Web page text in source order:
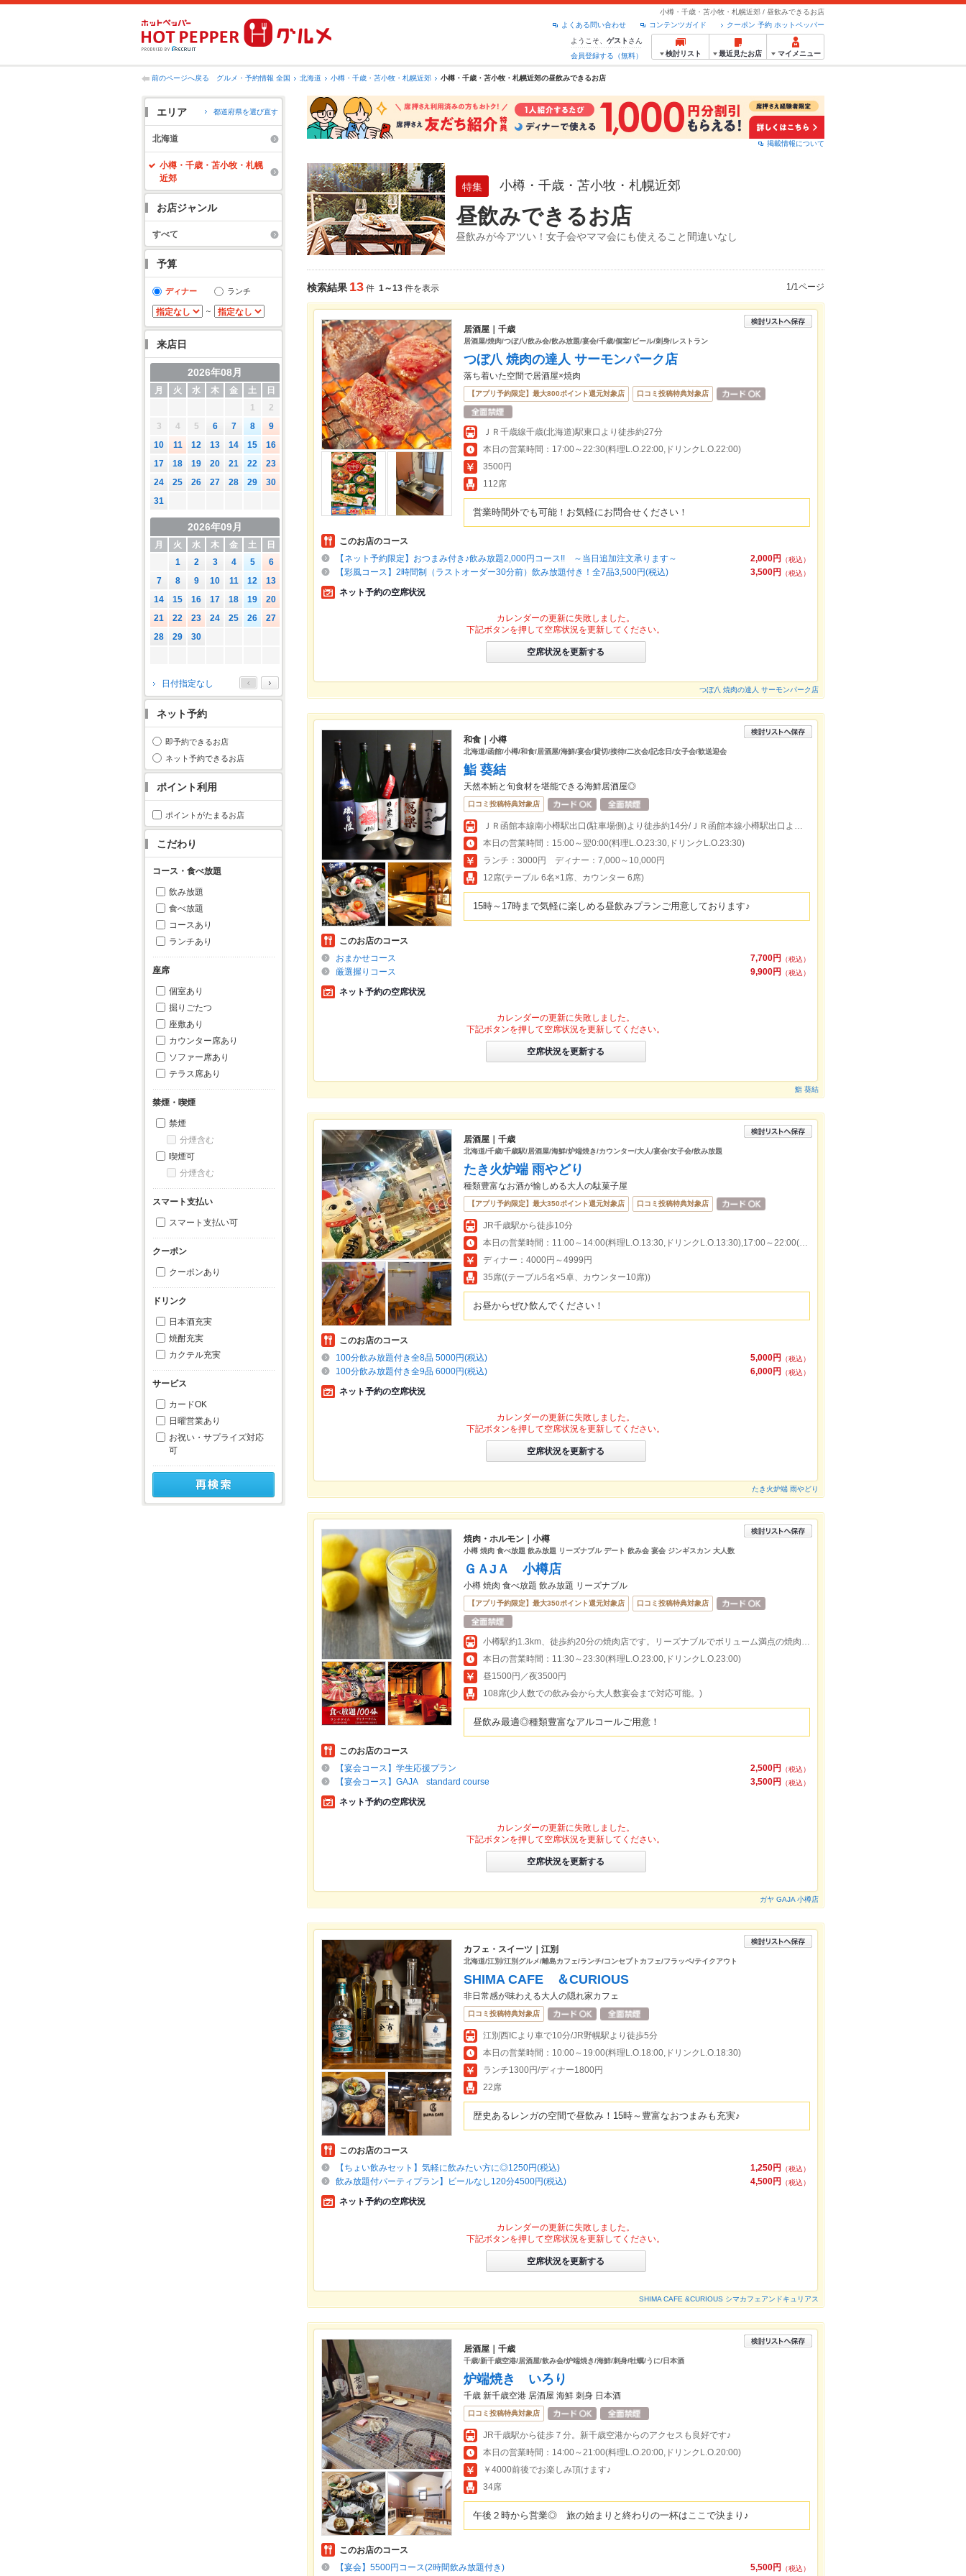
小樽・千歳・苫小牧・札幌近郊 / 昼飲みできるお店
クーポン 予約 ホットペッパー
コンテンツガイド
よくある問い合わせ
ようこそ、 ゲスト さん
会員登録する（無料）
検討リスト 最近見たお店 マイメニュー
前のページへ戻る グルメ・予約情報 全国 北海道 小樽・千歳・苫小牧・札幌近郊 小樽・千歳・苫小牧・札幌近郊の昼飲みできるお店
エリア 都道府県を選び直す
北海道
小樽・千歳・苫小牧・札幌
近郊
お店ジャンル
すべて
予算
ディナー ランチ
～
来店日
2026年08月
月 火 水 木 金 土
日
1
2
3
4 5 6 7 8
9
10
11 12 13 14 15
16
17
18 19 20 21 22
23
24
25 26 27 28 29
30
31
2026年09月
月 火 水 木 金 土
日
1
2 3 4 5
6
7
8 9 10 11 12
13
14
15 16 17 18 19
20
21
22 23 24 25 26
27
28
29 30
2026年10月
月 火 水 木 金 土
日
5
12
14 15 16
19
20 21 22 23 24
25
26
27 28 29
日付指定なし
ネット予約
即予約できるお店
ネット予約できるお店
ポイント利用
ポイントがたまるお店
こだわり
コース・食べ放題
飲み放題
食べ放題
コースあり
ランチあり
座席
個室あり
掘りごたつ
座敷あり
カウンター席あり
ソファー席あり
テラス席あり
禁煙・喫煙
禁煙
分煙含む
喫煙可
分煙含む
スマート支払い
スマート支払い可
クーポン
クーポンあり
ドリンク
日本酒充実
焼酎充実
カクテル充実
サービス
カードOK
日曜営業あり
お祝い・サプライズ対応
可
掲載情報について
特集 小樽・千歳・苫小牧・札幌近郊
昼飲みできるお店
昼飲みが今アツい！女子会やママ会にも使えること間違いなし
検索結果 13 件 1～13 件を表示 1/1ページ
居酒屋｜千歳
居酒屋/焼肉/つぼ八/飲み会/飲み放題/宴会/千歳/個室/ビール/刺身/レストラン
つぼ八 焼肉の達人 サーモンパーク店
落ち着いた空間で居酒屋×焼肉
【アプリ予約限定】最大800ポイント還元対象店 口コミ投稿特典対象店
ＪＲ千歳線千歳(北海道)駅東口より徒歩約27分
本日の営業時間：17:00～22:30(料理L.O.22:00,ドリンクL.O.22:00)
3500円
112席
営業時間外でも可能！お気軽にお問合せください！
このお店のコース
2,000円
（税込）
【ネット予約限定】おつまみ付き♪飲み放題2,000円コース!! ～当日追加注文承ります～
3,500円
（税込）
【彩風コース】2時間制（ラストオーダー30分前）飲み放題付き！全7品3,500円(税込)
ネット予約の空席状況
カレンダーの更新に失敗しました。
下記ボタンを押して空席状況を更新してください。
空席状況を更新する
つぼ八 焼肉の達人 サーモンパーク店
和食｜小樽
北海道/函館/小樽/和食/居酒屋/海鮮/宴会/貸切/接待/二次会/記念日/女子会/歓送迎会
鮨 葵結
天然本鮪と旬食材を堪能できる海鮮居酒屋◎
口コミ投稿特典対象店
ＪＲ函館本線南小樽駅出口(駐車場側)より徒歩約14分/ＪＲ函館本線小樽駅出口より徒歩約16分
本日の営業時間：15:00～翌0:00(料理L.O.23:30,ドリンクL.O.23:30)
ランチ：3000円 ディナー：7,000～10,000円
12席(テーブル 6名×1席、カウンター 6席)
15時～17時まで気軽に楽しめる昼飲みプランご用意しております♪
このお店のコース
7,700円
（税込）
おまかせコース
9,900円
（税込）
厳選握りコース
ネット予約の空席状況
カレンダーの更新に失敗しました。
下記ボタンを押して空席状況を更新してください。
空席状況を更新する
鮨 葵結
居酒屋｜千歳
北海道/千歳/千歳駅/居酒屋/海鮮/炉端焼き/カウンター/大人/宴会/女子会/飲み放題
たき火炉端 雨やどり
種類豊富なお酒が愉しめる大人の駄菓子屋
【アプリ予約限定】最大350ポイント還元対象店 口コミ投稿特典対象店
JR千歳駅から徒歩10分
本日の営業時間：11:00～14:00(料理L.O.13:30,ドリンクL.O.13:30),17:00～22:00(料理L.O.21:30,ドリンクL.O.21:30)
ディナー：4000円～4999円
35席((テーブル5名×5卓、カウンター10席))
お昼からぜひ飲んでください！
このお店のコース
5,000円
（税込）
100分飲み放題付き全8品 5000円(税込)
6,000円
（税込）
100分飲み放題付き全9品 6000円(税込)
ネット予約の空席状況
カレンダーの更新に失敗しました。
下記ボタンを押して空席状況を更新してください。
空席状況を更新する
たき火炉端 雨やどり
焼肉・ホルモン｜小樽
小樽 焼肉 食べ放題 飲み放題 リーズナブル デート 飲み会 宴会 ジンギスカン 大人数
ＧＡJＡ 小樽店
小樽 焼肉 食べ放題 飲み放題 リーズナブル
【アプリ予約限定】最大350ポイント還元対象店 口コミ投稿特典対象店
小樽駅約1.3km、徒歩約20分の焼肉店です。リーズナブルでボリューム満点の焼肉食べ放題が楽しめる。飲み会や宴会にも
本日の営業時間：11:30～23:30(料理L.O.23:00,ドリンクL.O.23:00)
昼1500円／夜3500円
108席(少人数での飲み会から大人数宴会まで対応可能。)
昼飲み最適◎種類豊富なアルコールご用意！
このお店のコース
2,500円
（税込）
【宴会コース】学生応援プラン
3,500円
（税込）
【宴会コース】GAJA standard course
ネット予約の空席状況
カレンダーの更新に失敗しました。
下記ボタンを押して空席状況を更新してください。
空席状況を更新する
ガヤ GAJA 小樽店
カフェ・スイーツ｜江別
北海道/江別/江別グルメ/離島カフェ/ランチ/コンセプトカフェ/フラッペ/テイクアウト
SHIMA CAFE ＆CURIOUS
非日常感が味わえる大人の隠れ家カフェ
口コミ投稿特典対象店
江別西ICより車で10分/JR野幌駅より徒歩5分
本日の営業時間：10:00～19:00(料理L.O.18:00,ドリンクL.O.18:30)
ランチ1300円/ディナー1800円
22席
歴史あるレンガの空間で昼飲み！15時～豊富なおつまみも充実♪
このお店のコース
1,250円
（税込）
【ちょい飲みセット】気軽に飲みたい方に◎1250円(税込)
4,500円
（税込）
飲み放題付パーティプラン】ビールなし120分4500円(税込)
ネット予約の空席状況
カレンダーの更新に失敗しました。
下記ボタンを押して空席状況を更新してください。
空席状況を更新する
SHIMA CAFE &CURIOUS シマカフェアンドキュリアス
居酒屋｜千歳
千歳/新千歳空港/居酒屋/飲み会/炉端焼き/海鮮/刺身/牡蠣/うに/日本酒
炉端焼き いろり
千歳 新千歳空港 居酒屋 海鮮 刺身 日本酒
口コミ投稿特典対象店
JR千歳駅から徒歩７分。新千歳空港からのアクセスも良好です♪
本日の営業時間：14:00～21:00(料理L.O.20:00,ドリンクL.O.20:00)
￥4000前後でお楽しみ頂けます♪
34席
午後２時から営業◎ 旅の始まりと終わりの一杯はここで決まり♪
このお店のコース
5,500円
（税込）
【宴会】5500円コース(2時間飲み放題付き)